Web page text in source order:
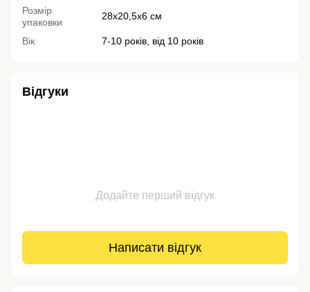
Розмір
упаковки
28х20,5х6 см
Вік 7-10 років, від 10 років
Відгуки
Додайте перший відгук
Написати відгук